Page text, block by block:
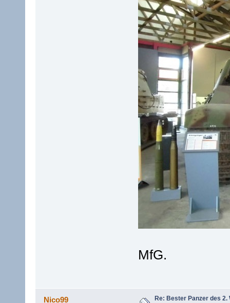
MfG.
Nico99 Re: Bester Panzer des 2.